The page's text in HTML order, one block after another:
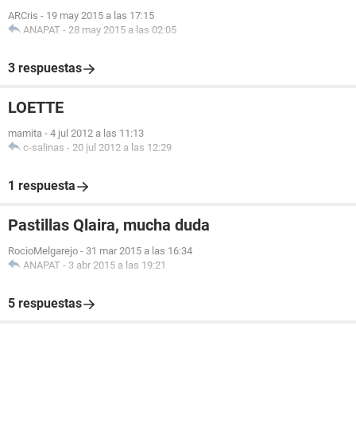
ARCris - 19 may 2015 a las 17:15
ANAPAT - 28 may 2015 a las 02:05
3 respuestas
LOETTE
mamita - 4 jul 2012 a las 11:13
c-salinas - 20 jul 2012 a las 12:29
1 respuesta
Pastillas Qlaira, mucha duda
RocioMelgarejo - 31 mar 2015 a las 16:34
ANAPAT - 3 abr 2015 a las 19:21
5 respuestas